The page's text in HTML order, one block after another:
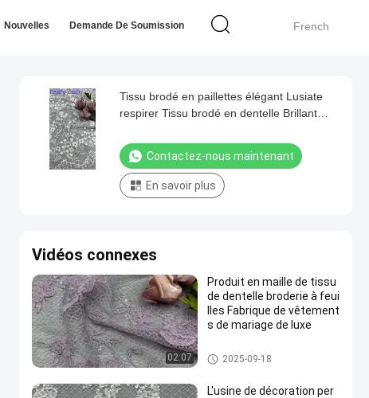
French
Nouvelles Demande De Soumission
Tissu brodé en paillettes élégant Lusiate
respirer Tissu brodé en dentelle Brillant
Contactez-nous maintenant
En savoir plus
Vidéos connexes
02:07
Produit en maille de tissu
de dentelle broderie à feui
lles Fabrique de vêtement
s de mariage de luxe
Tissu brodé de dentelle
2025-09-18
L'usine de décoration per